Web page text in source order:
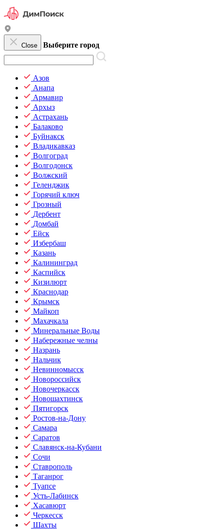
Close Выберите город
Азов
Анапа
Армавир
Архыз
Астрахань
Балаково
Буйнакск
Владикавказ
Волгоград
Волгодонск
Волжский
Геленджик
Горячий ключ
Грозный
Дербент
Домбай
Ейск
Избербаш
Казань
Калининград
Каспийск
Кизилюрт
Краснодар
Крымск
Майкоп
Махачкала
Минеральные Воды
Набережные челны
Назрань
Нальчик
Невинномысск
Новороссийск
Новочеркасск
Новошахтинск
Пятигорск
Ростов-на-Дону
Самара
Саратов
Славянск-на-Кубани
Сочи
Ставрополь
Таганрог
Туапсе
Усть-Лабинск
Хасавюрт
Черкесск
Шахты